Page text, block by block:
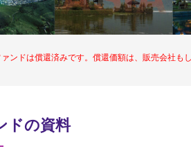
ンドは償還済みです。償還価額は、販売会社も
ドの資料